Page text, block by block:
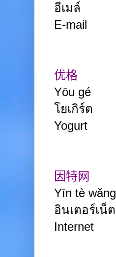
อีเมล์
E-mail
优格
Yōu gé
โยเกิร์ต
Yogurt
因特网
Yīn tè wǎng
อินเตอร์เน็ต
Internet